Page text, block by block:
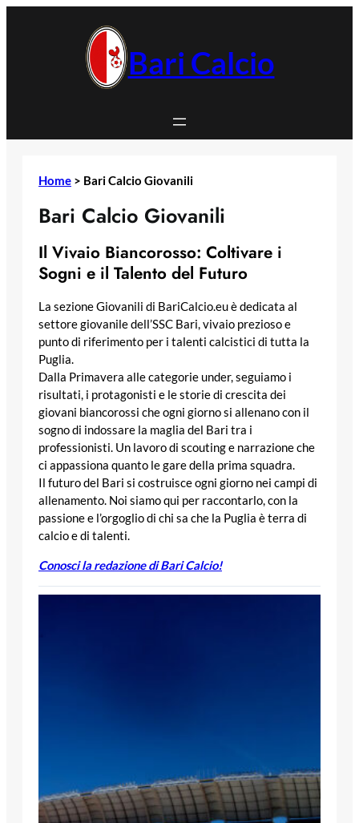
Bari Calcio
Home > Bari Calcio Giovanili
Bari Calcio Giovanili
Il Vivaio Biancorosso: Coltivare i
Sogni e il Talento del Futuro
La sezione Giovanili di BariCalcio.eu è dedicata al
settore giovanile dell’SSC Bari, vivaio prezioso e
punto di riferimento per i talenti calcistici di tutta la
Puglia.
Dalla Primavera alle categorie under, seguiamo i
risultati, i protagonisti e le storie di crescita dei
giovani biancorossi che ogni giorno si allenano con il
sogno di indossare la maglia del Bari tra i
professionisti. Un lavoro di scouting e narrazione che
ci appassiona quanto le gare della prima squadra.
Il futuro del Bari si costruisce ogni giorno nei campi di
allenamento. Noi siamo qui per raccontarlo, con la
passione e l’orgoglio di chi sa che la Puglia è terra di
calcio e di talenti.
Conosci la redazione di Bari Calcio!